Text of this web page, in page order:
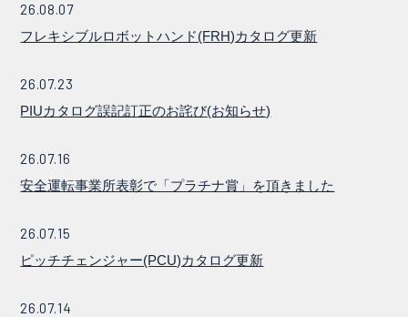
26.08.07
フレキシブルロボットハンド(FRH)カタログ更新
26.07.23
PIUカタログ誤記訂正のお詫び(お知らせ)
26.07.16
安全運転事業所表彰で「プラチナ賞」を頂きました
26.07.15
ピッチチェンジャー(PCU)カタログ更新
26.07.14